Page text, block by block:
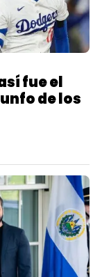
fue el
de los